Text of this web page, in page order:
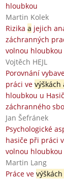
hloubkou
Martin Kolek
Rizika a jejich
záchranných
volnou hloubkou
Vojtěch HEJL
Porovnání
práci ve výškách
hloubkou u
záchranného
Jan Šefránek
Psychologické
hasiče při práci
volnou hloubkou
Martin Lang
Práce ve